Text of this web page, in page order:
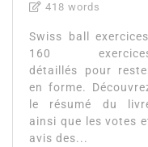
418 words
Swiss ball
160
détaillés pour
en forme.
le résumé du
ainsi que les votes
avis des...